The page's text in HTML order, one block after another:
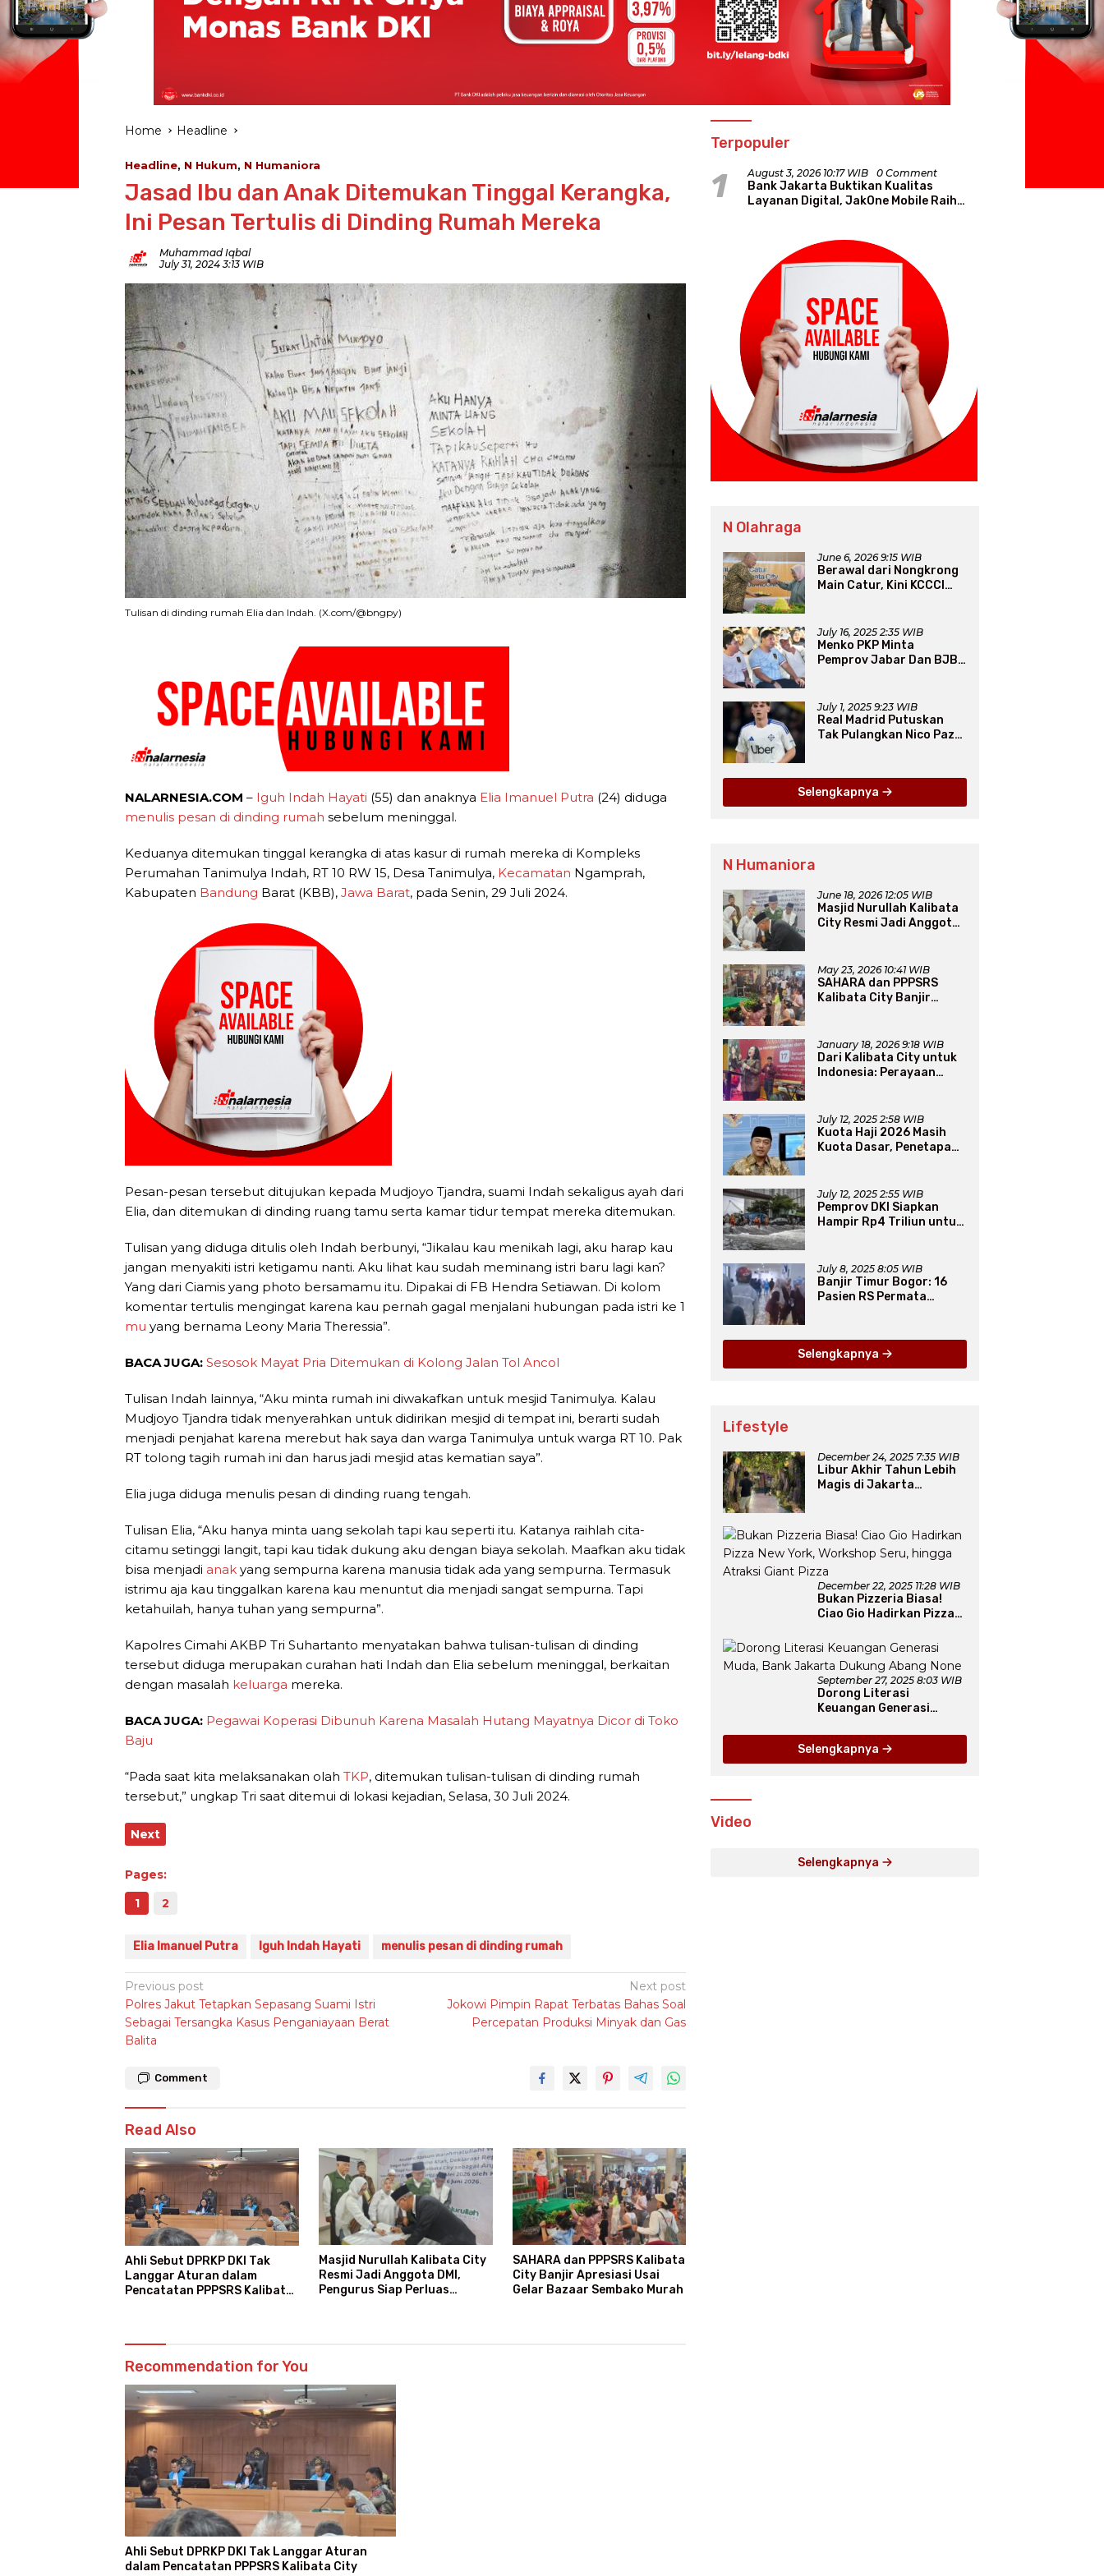
Home Headline
Headline, N Hukum, N Humaniora
Jasad Ibu dan Anak Ditemukan Tinggal Kerangka,
Ini Pesan Tertulis di Dinding Rumah Mereka
Muhammad Iqbal
July 31, 2024 3:13 WIB
Tulisan di dinding rumah Elia dan Indah. (X.com/@bngpy)
NALARNESIA.COM – Iguh Indah Hayati (55) dan anaknya Elia Imanuel Putra (24) diduga
menulis pesan di dinding rumah sebelum meninggal.
Keduanya ditemukan tinggal kerangka di atas kasur di rumah mereka di Kompleks
Perumahan Tanimulya Indah, RT 10 RW 15, Desa Tanimulya, Kecamatan Ngamprah,
Kabupaten Bandung Barat (KBB), Jawa Barat, pada Senin, 29 Juli 2024.
Pesan-pesan tersebut ditujukan kepada Mudjoyo Tjandra, suami Indah sekaligus ayah dari
Elia, dan ditemukan di dinding ruang tamu serta kamar tidur tempat mereka ditemukan.
Tulisan yang diduga ditulis oleh Indah berbunyi, “Jikalau kau menikah lagi, aku harap kau
jangan menyakiti istri ketigamu nanti. Aku lihat kau sudah meminang istri baru lagi kan?
Yang dari Ciamis yang photo bersamamu itu. Dipakai di FB Hendra Setiawan. Di kolom
komentar tertulis mengingat karena kau pernah gagal menjalani hubungan pada istri ke 1
mu yang bernama Leony Maria Theressia”.
BACA JUGA: Sesosok Mayat Pria Ditemukan di Kolong Jalan Tol Ancol
Tulisan Indah lainnya, “Aku minta rumah ini diwakafkan untuk mesjid Tanimulya. Kalau
Mudjoyo Tjandra tidak menyerahkan untuk didirikan mesjid di tempat ini, berarti sudah
menjadi penjahat karena merebut hak saya dan warga Tanimulya untuk warga RT 10. Pak
RT tolong tagih rumah ini dan harus jadi mesjid atas kematian saya”.
Elia juga diduga menulis pesan di dinding ruang tengah.
Tulisan Elia, “Aku hanya minta uang sekolah tapi kau seperti itu. Katanya raihlah cita-
citamu setinggi langit, tapi kau tidak dukung aku dengan biaya sekolah. Maafkan aku tidak
bisa menjadi anak yang sempurna karena manusia tidak ada yang sempurna. Termasuk
istrimu aja kau tinggalkan karena kau menuntut dia menjadi sangat sempurna. Tapi
ketahuilah, hanya tuhan yang sempurna”.
Kapolres Cimahi AKBP Tri Suhartanto menyatakan bahwa tulisan-tulisan di dinding
tersebut diduga merupakan curahan hati Indah dan Elia sebelum meninggal, berkaitan
dengan masalah keluarga mereka.
BACA JUGA: Pegawai Koperasi Dibunuh Karena Masalah Hutang Mayatnya Dicor di Toko
Baju
“Pada saat kita melaksanakan olah TKP, ditemukan tulisan-tulisan di dinding rumah
tersebut,” ungkap Tri saat ditemui di lokasi kejadian, Selasa, 30 Juli 2024.
Next
Pages:
1
2
Elia Imanuel Putra Iguh Indah Hayati menulis pesan di dinding rumah
Post
navigation
Previous post
Polres Jakut Tetapkan Sepasang Suami Istri
Sebagai Tersangka Kasus Penganiayaan Berat
Balita
Next post
Jokowi Pimpin Rapat Terbatas Bahas Soal
Percepatan Produksi Minyak dan Gas
Comment
Read Also
Ahli Sebut DPRKP DKI Tak
Langgar Aturan dalam
Pencatatan PPPSRS Kalibata
Masjid Nurullah Kalibata City
Resmi Jadi Anggota DMI,
Pengurus Siap Perluas
SAHARA dan PPPSRS Kalibata
City Banjir Apresiasi Usai
Gelar Bazaar Sembako Murah
Recommendation for You
Ahli Sebut DPRKP DKI Tak Langgar Aturan
dalam Pencatatan PPPSRS Kalibata City
Terpopuler
1 August 3, 2026 10:17 WIB 0 Comment
Bank Jakarta Buktikan Kualitas
Layanan Digital, JakOne Mobile Raih
N Olahraga
June 6, 2026 9:15 WIB
Berawal dari Nongkrong
Main Catur, Kini KCCCI
July 16, 2025 2:35 WIB
Menko PKP Minta
Pemprov Jabar Dan BJB
July 1, 2025 9:23 WIB
Real Madrid Putuskan
Tak Pulangkan Nico Paz
Selengkapnya
N Humaniora
June 18, 2026 12:05 WIB
Masjid Nurullah Kalibata
City Resmi Jadi Anggota
May 23, 2026 10:41 WIB
SAHARA dan PPPSRS
Kalibata City Banjir
January 18, 2026 9:18 WIB
Dari Kalibata City untuk
Indonesia: Perayaan
Iman
July 12, 2025 2:58 WIB
Kuota Haji 2026 Masih
Kuota Dasar, Penetapan
July 12, 2025 2:55 WIB
Pemprov DKI Siapkan
Hampir Rp4 Triliun untuk
July 8, 2025 8:05 WIB
Banjir Timur Bogor: 16
Pasien RS Permata
Selengkapnya
Lifestyle
December 24, 2025 7:35 WIB
Libur Akhir Tahun Lebih
Magis di Jakarta
Fairyland”
December 22, 2025 11:28 WIB
Bukan Pizzeria Biasa!
Ciao Gio Hadirkan Pizza
Seru, hingga Atraksi
Giant Pizza
September 27, 2025 8:03 WIB
Dorong Literasi
Keuangan Generasi
Dukung Abang None
Selengkapnya
Video
Selengkapnya